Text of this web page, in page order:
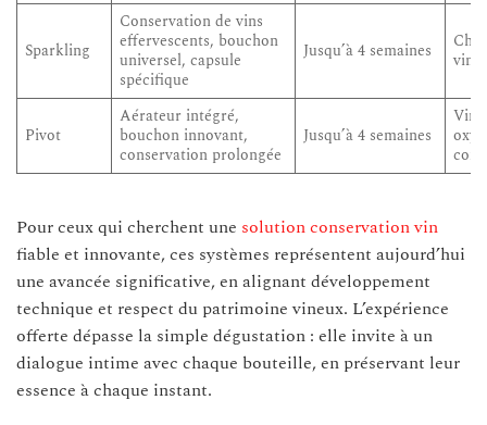
Sparkling
Conservation de vins
effervescents, bouchon
universel, capsule
spécifique
Jusqu’à 4 semaines
vins
Pivot
Aérateur intégré,
bouchon innovant,
conservation prolongée
Jusqu’à 4 semaines
Pour ceux qui cherchent une solution conservation vin
fiable et innovante, ces systèmes représentent aujourd’hui
une avancée significative, en alignant développement
technique et respect du patrimoine vineux. L’expérience
offerte dépasse la simple dégustation : elle invite à un
dialogue intime avec chaque bouteille, en préservant leur
essence à chaque instant.